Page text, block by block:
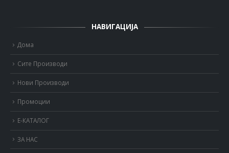
НАВИГАЦИЈА
Дома
Сите Производи
Нови Производи
Промоции
Е-КАТАЛОГ
ЗА НАС